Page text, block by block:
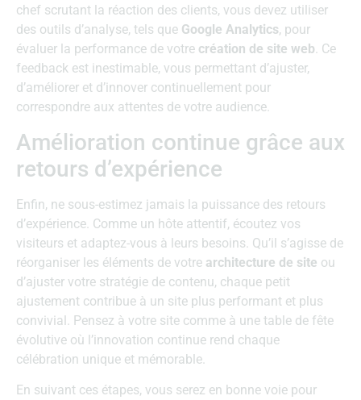
chef scrutant la réaction des clients, vous devez utiliser
des outils d’analyse, tels que Google Analytics, pour
évaluer la performance de votre création de site web. Ce
feedback est inestimable, vous permettant d’ajuster,
d’améliorer et d’innover continuellement pour
correspondre aux attentes de votre audience.
Amélioration continue grâce aux
retours d’expérience
Enfin, ne sous-estimez jamais la puissance des retours
d’expérience. Comme un hôte attentif, écoutez vos
visiteurs et adaptez-vous à leurs besoins. Qu’il s’agisse de
réorganiser les éléments de votre architecture de site ou
d’ajuster votre stratégie de contenu, chaque petit
ajustement contribue à un site plus performant et plus
convivial. Pensez à votre site comme à une table de fête
évolutive où l’innovation continue rend chaque
célébration unique et mémorable.
En suivant ces étapes, vous serez en bonne voie pour